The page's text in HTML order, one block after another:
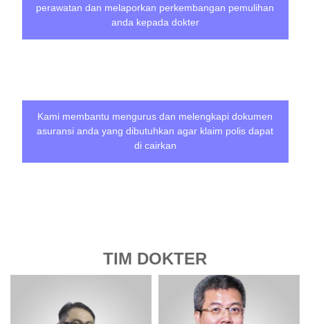
perawatan dan melaporkan perkembangan pemulihan
anda kepada dokter
Kami membantu mengurus dan melengkapi dokumen
asuransi anda yang dibutuhkan agar klaim polis dapat
di cairkan
TIM DOKTER